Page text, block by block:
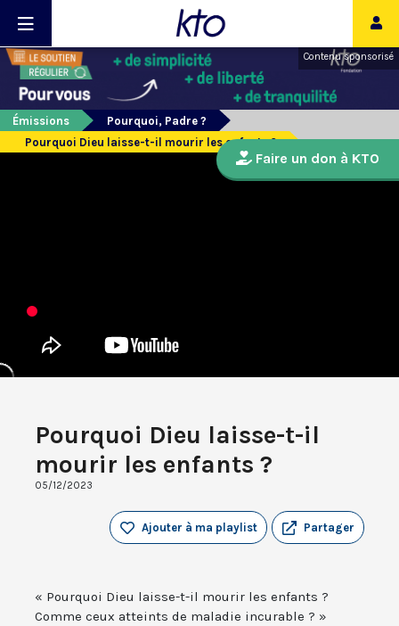
Contenu sponsorisé
Émissions
Pourquoi, Padre ?
Pourquoi Dieu laisse-t-il mourir les enfants ?
Pourquoi Dieu laisse-t-il
mourir les enfants ?
05/12/2023
Partager
Ajouter à ma playlist
« Pourquoi Dieu laisse-t-il mourir les enfants ?
Comme ceux atteints de maladie incurable ? »
Faire un don à KTO